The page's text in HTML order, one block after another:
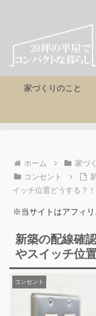
家づくりのこと
ホーム 家づ
コンセント
イッチ位置どうする？！
※当サイトはアフィ
新築の配線確
やスイッチ位
コンセント